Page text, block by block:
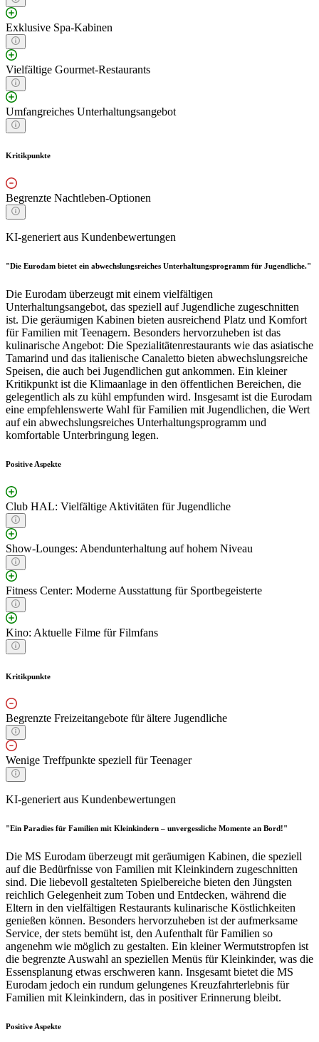
Exklusive Spa-Kabinen
Vielfältige Gourmet-Restaurants
Umfangreiches Unterhaltungsangebot
Kritikpunkte
Begrenzte Nachtleben-Optionen
KI-generiert aus Kundenbewertungen
"Die Eurodam bietet ein abwechslungsreiches Unterhaltungsprogramm für Jugendliche."
Die Eurodam überzeugt mit einem vielfältigen
Unterhaltungsangebot, das speziell auf Jugendliche zugeschnitten
ist. Die geräumigen Kabinen bieten ausreichend Platz und Komfort
für Familien mit Teenagern. Besonders hervorzuheben ist das
kulinarische Angebot: Die Spezialitätenrestaurants wie das asiatische
Tamarind und das italienische Canaletto bieten abwechslungsreiche
Speisen, die auch bei Jugendlichen gut ankommen. Ein kleiner
Kritikpunkt ist die Klimaanlage in den öffentlichen Bereichen, die
gelegentlich als zu kühl empfunden wird. Insgesamt ist die Eurodam
eine empfehlenswerte Wahl für Familien mit Jugendlichen, die Wert
auf ein abwechslungsreiches Unterhaltungsprogramm und
komfortable Unterbringung legen.
Positive Aspekte
Club HAL: Vielfältige Aktivitäten für Jugendliche
Show-Lounges: Abendunterhaltung auf hohem Niveau
Fitness Center: Moderne Ausstattung für Sportbegeisterte
Kino: Aktuelle Filme für Filmfans
Kritikpunkte
Begrenzte Freizeitangebote für ältere Jugendliche
Wenige Treffpunkte speziell für Teenager
KI-generiert aus Kundenbewertungen
"Ein Paradies für Familien mit Kleinkindern – unvergessliche Momente an Bord!"
Die MS Eurodam überzeugt mit geräumigen Kabinen, die speziell
auf die Bedürfnisse von Familien mit Kleinkindern zugeschnitten
sind. Die liebevoll gestalteten Spielbereiche bieten den Jüngsten
reichlich Gelegenheit zum Toben und Entdecken, während die
Eltern in den vielfältigen Restaurants kulinarische Köstlichkeiten
genießen können. Besonders hervorzuheben ist der aufmerksame
Service, der stets bemüht ist, den Aufenthalt für Familien so
angenehm wie möglich zu gestalten. Ein kleiner Wermutstropfen ist
die begrenzte Auswahl an speziellen Menüs für Kleinkinder, was die
Essensplanung etwas erschweren kann. Insgesamt bietet die MS
Eurodam jedoch ein rundum gelungenes Kreuzfahrterlebnis für
Familien mit Kleinkindern, das in positiver Erinnerung bleibt.
Positive Aspekte